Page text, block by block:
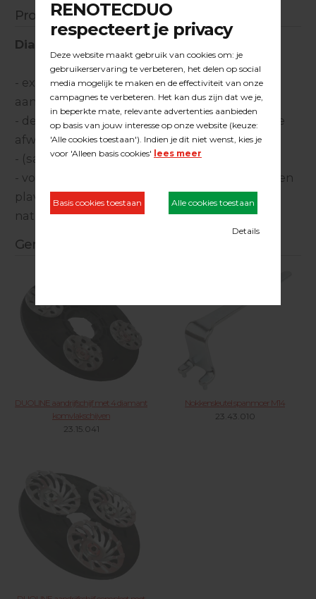
Productinformatie
Diamant komschijf
- extra agressieve samenstelling voor het
aanschuren van harde betonoppervlakken
- de dubbele rij segmenten geeft een perfecte
afwerking en lange levensduur
- (samenstelling klasse C 20 / 25 xa3)
- voor het schuren t.b.v. hechting op alle soorten
plavuizen, monolithisch gemaakte vloeren,
natuursteen en andere harde oppervlakken.
Gerelateerde producten
DUOLINE aandrijfschijf met 4 diamant
komvlakschijven
23.15.041
Nokkensleutel spanmoer M14
23.43.010